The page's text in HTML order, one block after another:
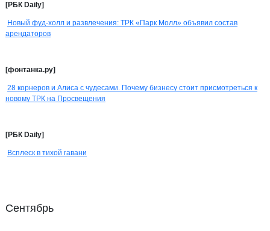
[РБК Daily]
Новый фуд-холл и развлечения: ТРК «Парк Молл» объявил состав
арендаторов
[фонтанка.ру]
28 корнеров и Алиса с чудесами. Почему бизнесу стоит присмотреться к
новому ТРК на Просвещения
[РБК Daily]
Всплеск в тихой гавани
Сентябрь